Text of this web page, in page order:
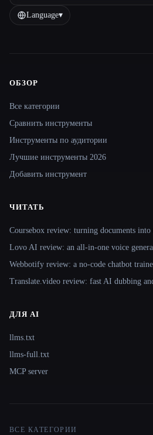
Language▾
Site navigation
ОБЗОР
Все категории
Сравнить инструменты
Инструменты по аудитории
Лучшие инструменты 2026
Добавить инструмент
ЧИТАТЬ
Coursebox review: turning documents
Lovo AI review: an all-in-one voice
Webbotify review: a no-code chatbot
Translate.video review: fast AI dubbing
ДЛЯ AI
llms.txt
llms-full.txt
MCP server
ВСЕ КАТЕГОРИИ